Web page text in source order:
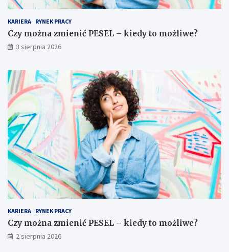
KARIERA RYNEK PRACY
Czy można zmienić PESEL – kiedy to możliwe?
3 sierpnia 2026
KARIERA RYNEK PRACY
Czy można zmienić PESEL – kiedy to możliwe?
2 sierpnia 2026